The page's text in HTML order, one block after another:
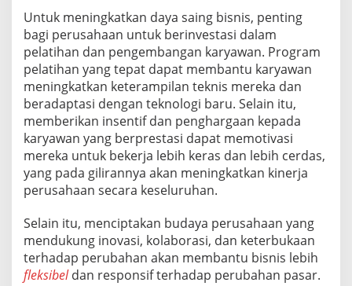
Untuk meningkatkan daya saing bisnis, penting
bagi perusahaan untuk berinvestasi dalam
pelatihan dan pengembangan karyawan. Program
pelatihan yang tepat dapat membantu karyawan
meningkatkan keterampilan teknis mereka dan
beradaptasi dengan teknologi baru. Selain itu,
memberikan insentif dan penghargaan kepada
karyawan yang berprestasi dapat memotivasi
mereka untuk bekerja lebih keras dan lebih cerdas,
yang pada gilirannya akan meningkatkan kinerja
perusahaan secara keseluruhan.
Selain itu, menciptakan budaya perusahaan yang
mendukung inovasi, kolaborasi, dan keterbukaan
terhadap perubahan akan membantu bisnis lebih
fleksibeldan responsif terhadap perubahan pasar.